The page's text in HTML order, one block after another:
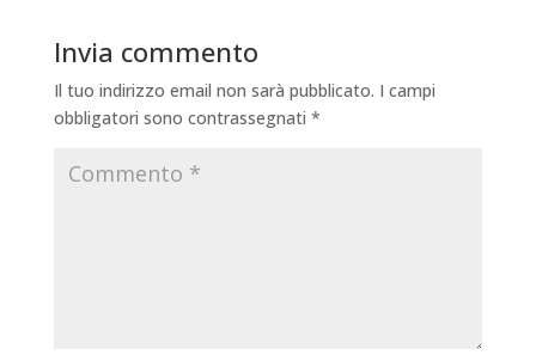
Invia commento
Il tuo indirizzo email non sarà pubblicato. I campi
obbligatori sono contrassegnati *